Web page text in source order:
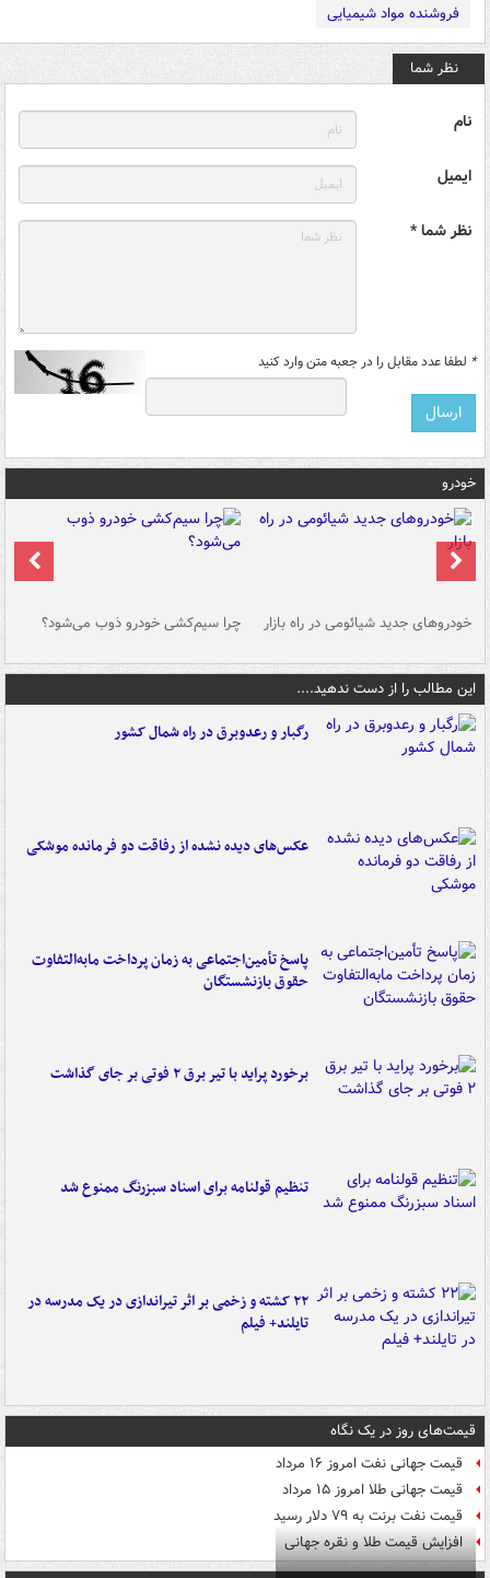
فروشنده مواد شیمیایی
نظر شما
نام
ایمیل
نظر شما *
* لطفا عدد مقابل را در جعبه متن وارد کنید
خودرو
خودروهای جدید شیائومی در راه بازار چرا سیم‌کشی خودرو ذوب می‌شود؟
این مطالب را از دست ندهید....
رگبار و رعدوبرق در راه شمال کشور
عکس‌های دیده نشده از رفاقت دو فرمانده‌ موشکی
پاسخ تأمین‌اجتماعی به زمان پرداخت مابه‌التفاوت
حقوق بازنشستگان
برخورد پراید با تیر برق ۲ فوتی بر جای گذاشت
تنظیم قولنامه برای اسناد سبزرنگ ممنوع شد
۲۲ کشته و زخمی بر اثر تیراندازی در یک مدرسه در
تایلند+ فیلم
قیمت‌های روز در یک نگاه
قیمت جهانی نفت امروز ۱۶ مرداد
قیمت جهانی طلا امروز ۱۵ مرداد
قیمت نفت برنت به ۷۹ دلار رسید
افزایش قیمت طلا و نقره جهانی